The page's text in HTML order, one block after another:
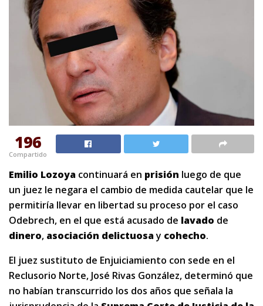
196
Compartido
Emilio Lozoya continuará en prisión luego de que
un juez le negara el cambio de medida cautelar que le
permitiría llevar en libertad su proceso por el caso
Odebrech, en el que está acusado de lavado de
dinero, asociación delictuosay cohecho.
El juez sustituto de Enjuiciamiento con sede en el
Reclusorio Norte, José Rivas González, determinó que
no habían transcurrido los dos años que señala la